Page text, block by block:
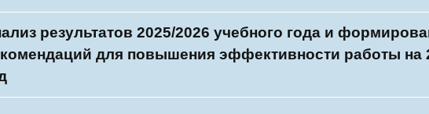
результатов 2025/2026 учебного года и
для повышения эффективности работы на